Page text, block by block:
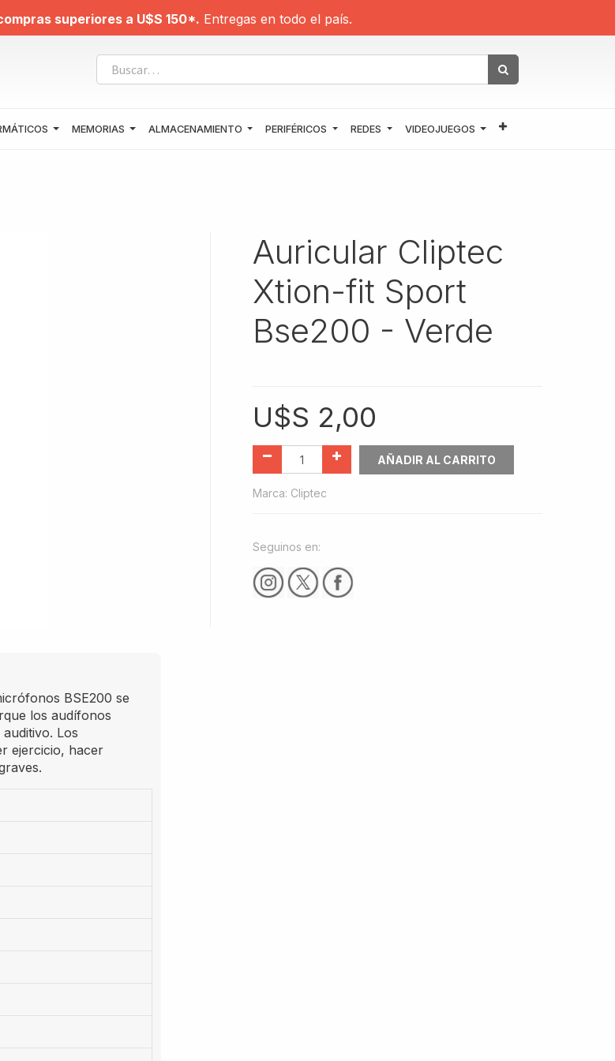
superiores a U$S 150*. Entregas en todo el país.
MEMORIAS ALMACENAMIENTO PERIFÉRICOS REDES VIDEOJUEGOS
Auricular Cliptec
Xtion-fit Sport
Bse200 - Verde
U$S 2,00
AÑADIR AL CARRITO
Marca: Cliptec
Seguinos en:
BSE200 se
los audífonos
Los
ejercicio, hacer